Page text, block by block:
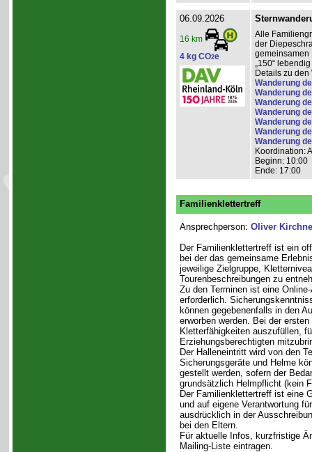
06.09.2026
16 km
4 kg CO2e
Alle
der
gemeinsamen
„150“
Details zu
Wanderung
Wanderung
Wanderung
Wanderung
Wanderung
Wanderung
Wanderung
Koordination:
Beginn: 10:00
Ende: 17:00
Familienklettertreff
Ansprechperson: Oliver
Der Familienklettertreff ist ein
bei der das gemeinsame
jeweilige Zielgruppe,
Tourenbeschreibungen zu
Zu den Terminen ist eine
erforderlich.
können gegebenenfalls in den
erworben werden. Bei der
Kletterfähigkeiten auszufüllen,
Erziehungsberechtigten
Der Halleneintritt wird von den
Sicherungsgeräte und Helme
gestellt werden, sofern der
grundsätzlich Helmpflicht (kein
Der Familienklettertreff ist eine
und auf eigene Verantwortung
ausdrücklich in der
bei den Eltern.
Für aktuelle Infos, kurzfristige
Mailing-Liste eintragen.